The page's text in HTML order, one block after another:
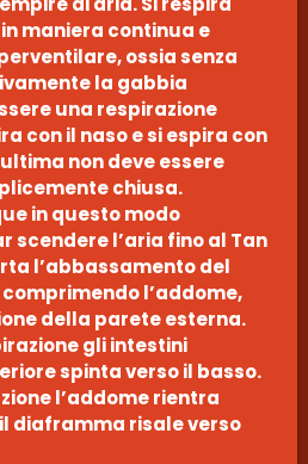
maniera continua e
ossia senza
la gabbia
una respirazione
con il naso e si espira con
non deve essere
chiusa.
in questo modo
scendere l’aria fino al Tan
l’abbassamento del
l’addome,
della parete esterna.
gli intestini
spinta verso il basso.
l’addome rientra
diaframma risale verso